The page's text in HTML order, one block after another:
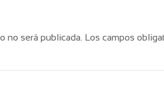
no será publicada. Los campos